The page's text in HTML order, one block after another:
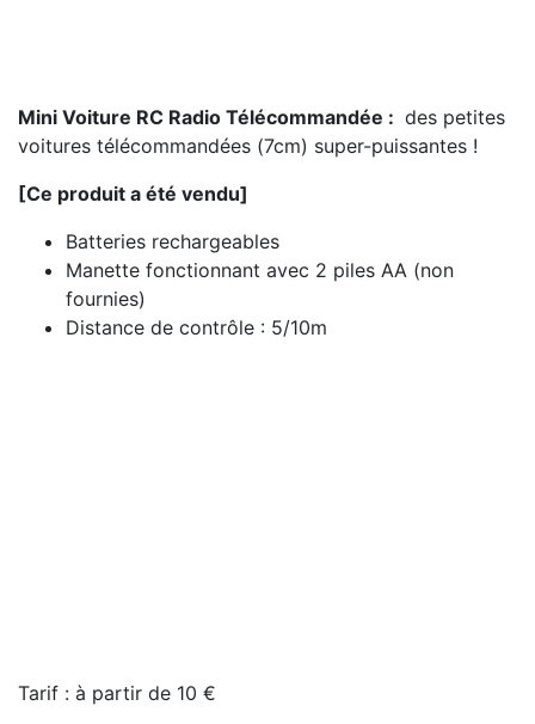
Mini Voiture RC Radio Télécommandée : des petites
voitures télécommandées (7cm) super-puissantes !
[Ce produit a été vendu]
Batteries rechargeables
Manette fonctionnant avec 2 piles AA (non
fournies)
Distance de contrôle : 5/10m
Tarif : à partir de 10 €